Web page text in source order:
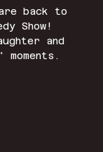
back to
Show!
and